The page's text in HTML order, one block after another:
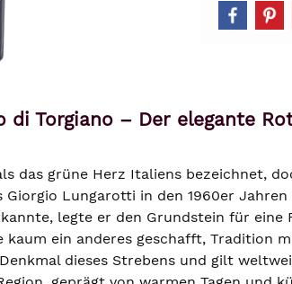
di Torgiano – Der elegante
das grüne Herz Italiens bezeichnet,
Lungarotti in den 1960er
legte er den Grundstein für eine
ein anderes geschafft, Tradition
dieses Strebens und gilt